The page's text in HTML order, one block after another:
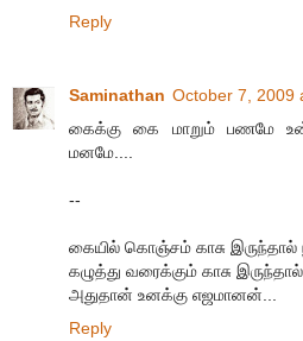
Reply
Saminathan October 7, 2009
கைக்கு கை மாறும் பணமே
மனமே....
--
கையில் கொஞ்சம் காசு
கழுத்து வரைக்கும் காசு இருந்தால்
அதுதான் உனக்கு எஜமானன்...
Reply